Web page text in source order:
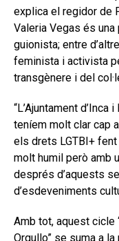
explica el regidor de
Valeria Vegas és
guionista; entre
feminista i activista
transgènere i del
“L’Ajuntament
teníem molt clar cap
els drets LGTBI+
molt humil però amb
després d’aquests
d’esdeveniments
Amb tot, aquest cicle
Orgullo” se suma a